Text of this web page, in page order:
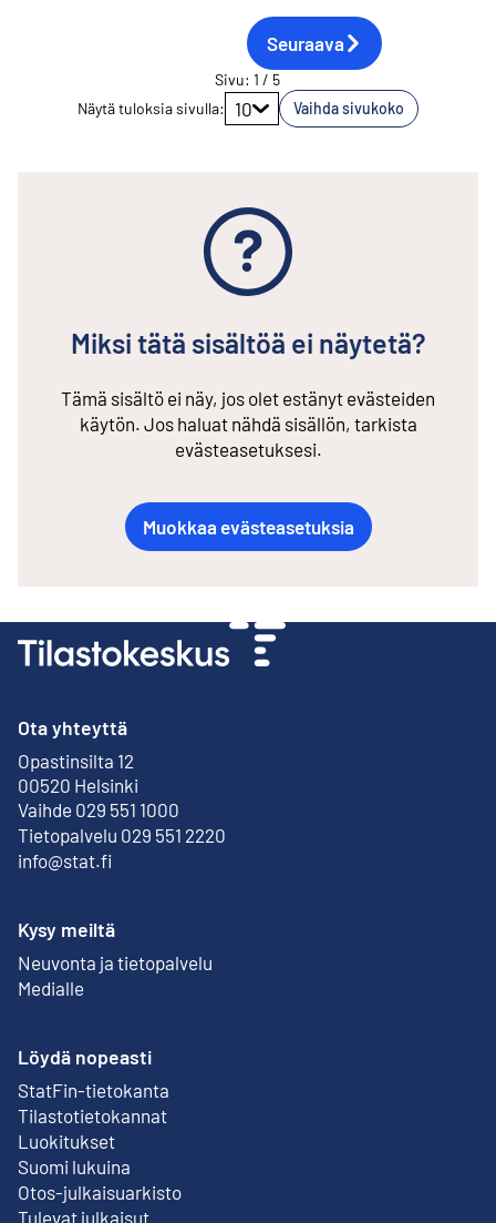
Siirry sivulle
Seuraava
Sivu: 1 / 5
Näytä tuloksia sivulla: 10 Vaihda sivukoko
Miksi tätä sisältöä ei näytetä?
Tämä sisältö ei näy, jos olet estänyt evästeiden
käytön. Jos haluat nähdä sisällön, tarkista
evästeasetuksesi.
Muokkaa evästeasetuksia
Ota yhteyttä
Opastinsilta 12
00520 Helsinki
Ulkoinen linkki
Vaihde 029 551 1000
Tietopalvelu 029 551 2220
info@stat.fi
Kysy meiltä
Neuvonta ja tietopalvelu
Medialle
Löydä nopeasti
StatFin-tietokanta
Ulkoinen linkki
Tilastotietokannat
Luokitukset
Suomi lukuina
Otos-julkaisuarkisto
Ulkoinen linkki
Tulevat julkaisut